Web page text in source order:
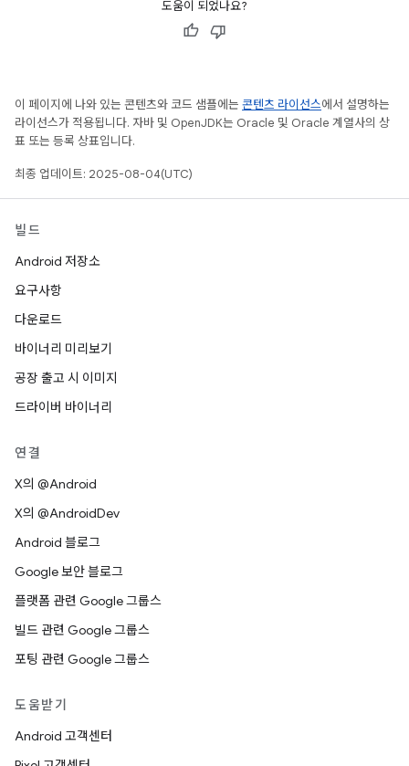
도움이 되었나요?
이 페이지에 나와 있는 콘텐츠와 코드 샘플에는 콘텐츠 라이선스에서 설명하는
라이선스가 적용됩니다. 자바 및 OpenJDK는 Oracle 및 Oracle 계열사의 상
표 또는 등록 상표입니다.
최종 업데이트: 2025-08-04(UTC)
빌드
Android 저장소
요구사항
다운로드
바이너리 미리보기
공장 출고 시 이미지
드라이버 바이너리
연결
X의 @Android
X의 @AndroidDev
Android 블로그
Google 보안 블로그
플랫폼 관련 Google 그룹스
빌드 관련 Google 그룹스
포팅 관련 Google 그룹스
도움받기
Android 고객센터